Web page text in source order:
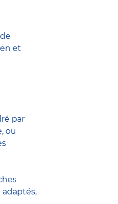
et
par
ou
adaptés,